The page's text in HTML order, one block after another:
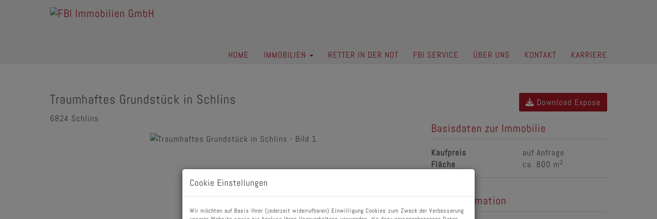
HOME IMMOBILIEN RETTER IN DER NOT FBI SERVICE ÜBER UNS KONTAKT KARRIERE
Traumhaftes Grundstück in Schlins
6824 Schlins
Download Expose
Basisdaten zur Immobilie
Kaufpreis
auf Anfrage
Fläche
ca. 800 m2
Preisinformation
Cookie Einstellungen
Wir möchten auf Basis Ihrer (jederzeit widerrufbaren) Einwilligung Cookies zum Zweck der Verbesserung